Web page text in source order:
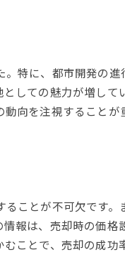
する要因
産市場で勝つための
設定とアプローチ
るテクニック
成功事例
差別化戦略
市不動産売却の秘訣
特に、都市開発の
しての魅力が増し
向を注視すること
ことが不可欠です
報は、売却時の価
ことで、売却の成